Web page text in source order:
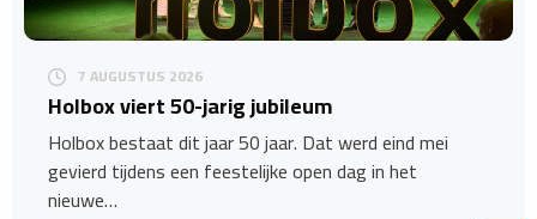
7 AUGUSTUS 2026
Holbox viert 50-jarig jubileum
Holbox bestaat dit jaar 50 jaar. Dat werd eind mei
gevierd tijdens een feestelijke open dag in het
nieuwe…